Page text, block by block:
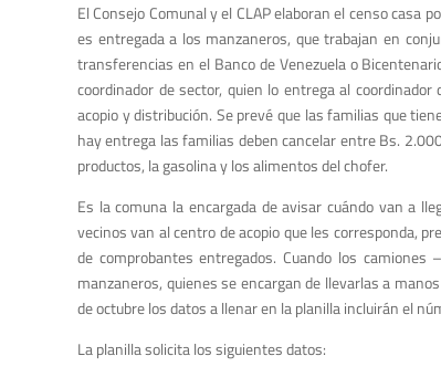
El Consejo Comunal y el CLAP elaboran el censo
es entregada a los manzaneros, que trabajan en
transferencias en el Banco de Venezuela o
coordinador de sector, quien lo entrega al
acopio y distribución. Se prevé que las familias que
hay entrega las familias deben cancelar entre Bs.
productos, la gasolina y los alimentos del chofer.
Es la comuna la encargada de avisar cuándo van a
vecinos van al centro de acopio que les corresponda,
de comprobantes entregados. Cuando los
manzaneros, quienes se encargan de llevarlas a
de octubre los datos a llenar en la planilla incluirán el
La planilla solicita los siguientes datos: